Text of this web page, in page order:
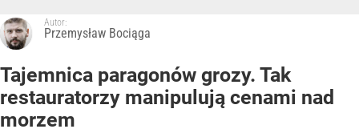
Autor:
Przemysław Bociąga
Tajemnica paragonów grozy. Tak
restauratorzy manipulują cenami nad
morzem